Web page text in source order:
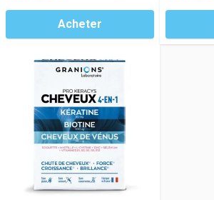
Acheter